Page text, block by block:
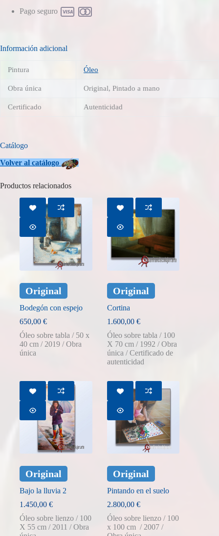
Pago seguro
Información adicional
Pintura Óleo
Obra única Original, Pintado a mano
Certificado Autenticidad
Catálogo
Volver al catálogo
Productos relacionados
Original
Bodegón con espejo
650,00 €
Óleo sobre tabla / 50 x
40 cm / 2019 / Obra
única
Original
Cortina
1.600,00 €
Óleo sobre tabla / 100
X 70 cm / 1992 / Obra
única / Certificado de
autenticidad
Original
Bajo la lluvia 2
1.450,00 €
Óleo sobre lienzo / 100
X 55 cm / 2011 / Obra
Original
Pintando en el suelo
2.800,00 €
Óleo sobre lienzo / 100
x 100 cm / 2007 /